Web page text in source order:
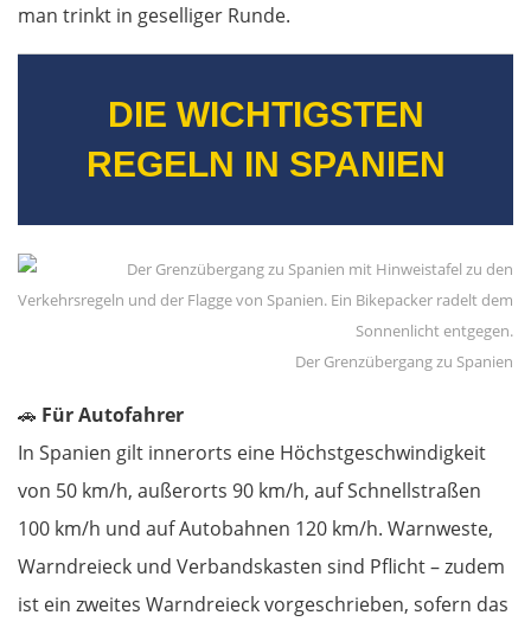
man trinkt in geselliger Runde.
DIE WICHTIGSTEN
REGELN IN SPANIEN
Der Grenzübergang zu Spanien
🚗 Für Autofahrer
In Spanien gilt innerorts eine Höchstgeschwindigkeit
von 50 km/h, außerorts 90 km/h, auf Schnellstraßen
100 km/h und auf Autobahnen 120 km/h. Warnweste,
Warndreieck und Verbandskasten sind Pflicht – zudem
ist ein zweites Warndreieck vorgeschrieben, sofern das
Pompeji
Neapel
Gaeta
Terni
Arezzo
Florenz